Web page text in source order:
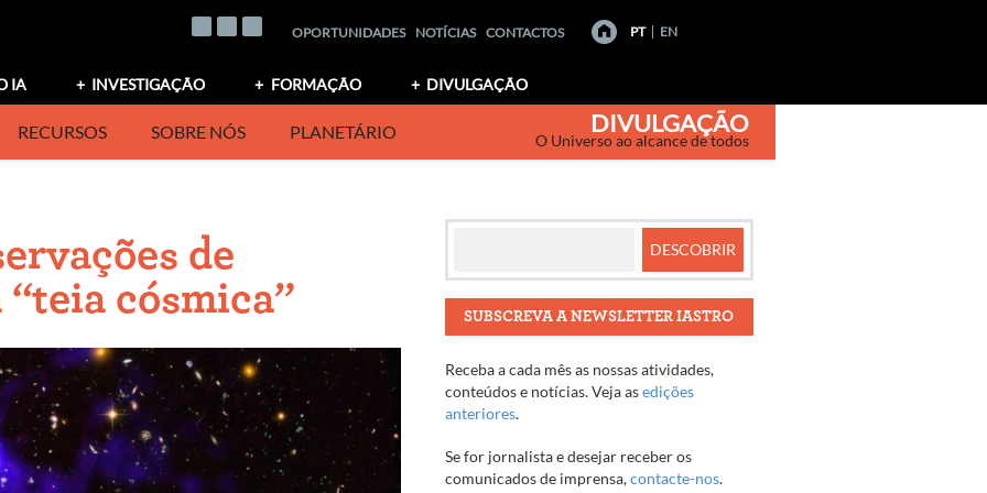
OPORTUNIDADES NOTÍCIAS CONTACTOS PT EN
IA INVESTIGAÇÃO FORMAÇÃO DIVULGAÇÃO
RECURSOS SOBRE NÓS PLANETÁRIO DIVULGAÇÃO
O Universo ao alcance de todos
de
cósmica”
SUBSCREVA A NEWSLETTER IASTRO
Receba a cada mês as nossas atividades,
conteúdos e notícias. Veja asedições
anteriores.
Se for jornalista e desejar receber os
comunicados de imprensa,contacte-nos.